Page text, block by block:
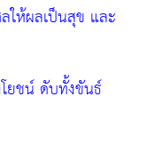
ให้ผลเป็นสุข และ
ยชน์ ดับทั้งขันธ์